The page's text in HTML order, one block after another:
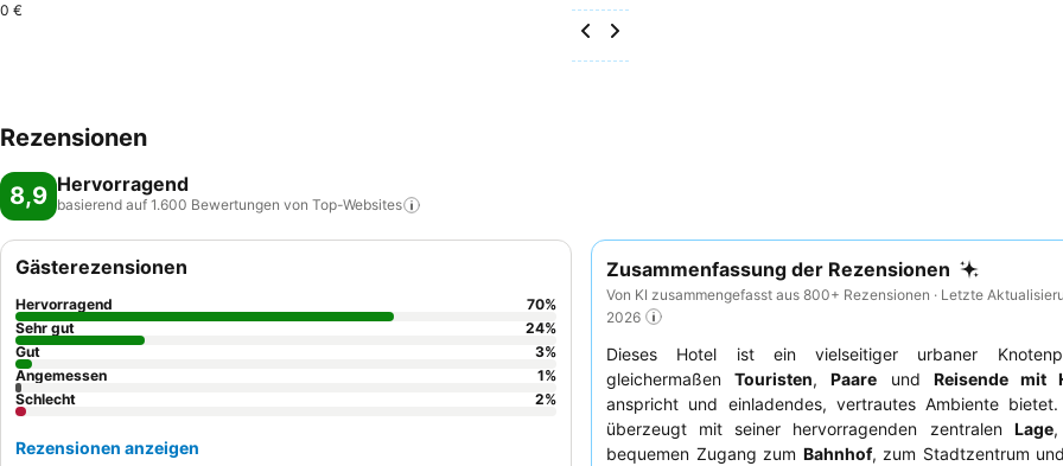
0 €
Rezensionen
8,9 Hervorragend
basierend auf 1.600 Bewertungen von Top-Websites
Zusammenfassung der Rezensionen
Von KI zusammengefasst aus 800+ Rezensionen · Letzte
2026
Dieses Hotel ist ein vielseitiger urbaner
gleichermaßenTouristen,Paare und Reisende mit
anspricht und einladendes, vertrautes Ambiente
überzeugt mit seiner hervorragenden zentralen Lage,
bequemen Zugang zum Bahnhof, zum Stadtzentrum
Gästerezensionen
Hervorragend 70%
Sehr gut
24%
Gut
3%
Angemessen
1%
Schlecht
2%
Rezensionen anzeigen